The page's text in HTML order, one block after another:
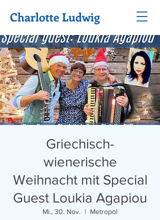
Charlotte Ludwig
Griechisch-
wienerische
Weihnacht mit Special
Guest Loukia Agapiou
Mi., 30. Nov.
  |
Metropol